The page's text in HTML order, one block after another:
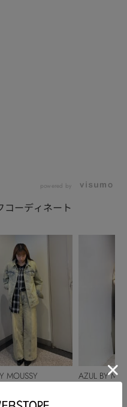
powered by
コーディネート
MOUSSY
AZUL BY